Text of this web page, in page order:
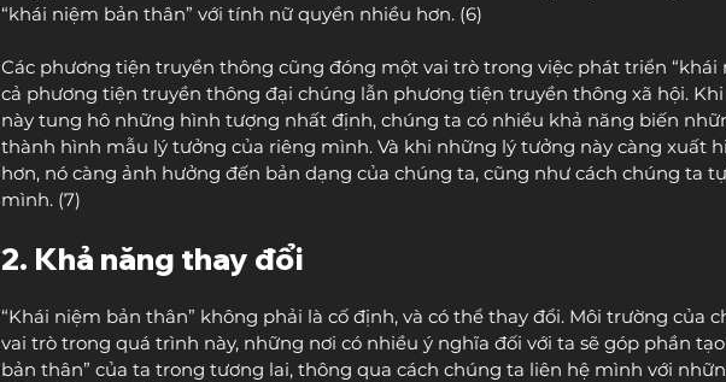
“khái niệm bản thân” với tính nữ quyền nhiều hơn. (6)
Các phương tiện truyền thông cũng đóng một vai trò trong việc phát triển
cả phương tiện truyền thông đại chúng lẫn phương tiện truyền thông xã hội.
này tung hô những hình tượng nhất định, chúng ta có nhiều khả năng biến
thành hình mẫu lý tưởng của riêng mình. Và khi những lý tưởng này càng xuất
hơn, nó càng ảnh hưởng đến bản dạng của chúng ta, cũng như cách chúng ta
mình. (7)
2. Khả năng thay đổi
“Khái niệm bản thân” không phải là cố định, và có thể thay đổi. Môi trường của
vai trò trong quá trình này, những nơi có nhiều ý nghĩa đối với ta sẽ góp phần
bản thân” của ta trong tương lai, thông qua cách chúng ta liên hệ mình với